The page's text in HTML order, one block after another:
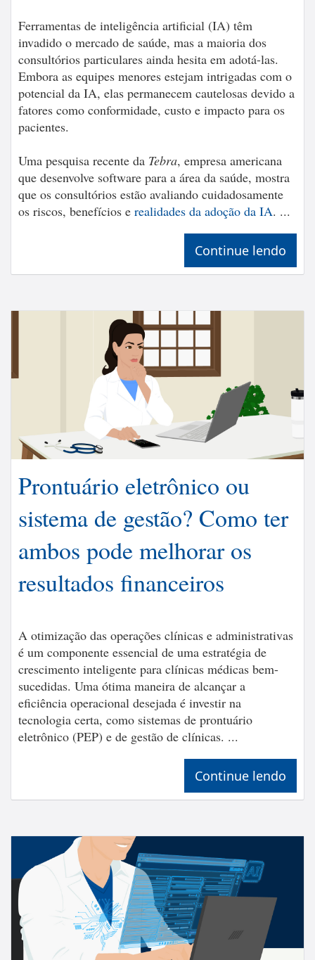
Ferramentas de inteligência artificial (IA) têm
invadido o mercado de saúde, mas a maioria dos
consultórios particulares ainda hesita em adotá-las.
Embora as equipes menores estejam intrigadas com o
potencial da IA, elas permanecem cautelosas devido a
fatores como conformidade, custo e impacto para os
pacientes.
Uma pesquisa recente da Tebra, empresa americana
que desenvolve software para a área da saúde, mostra
que os consultórios estão avaliando cuidadosamente
os riscos, benefícios e realidades da adoção da IA. ...
Continue lendo
Prontuário eletrônico ou
sistema de gestão? Como ter
ambos pode melhorar os
resultados financeiros
A otimização das operações clínicas e administrativas
é um componente essencial de uma estratégia de
crescimento inteligente para clínicas médicas bem-
sucedidas. Uma ótima maneira de alcançar a
eficiência operacional desejada é investir na
tecnologia certa, como sistemas de prontuário
eletrônico (PEP) e de gestão de clínicas. ...
Continue lendo